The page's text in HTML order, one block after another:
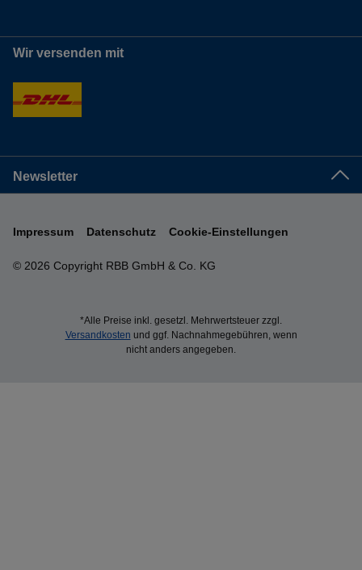
Wir versenden mit
Newsletter
© 2026 Copyright RBB GmbH & Co. KG
Impressum Datenschutz Cookie-Einstellungen
*Alle Preise inkl. gesetzl. Mehrwertsteuer zzgl.
Versandkosten und ggf. Nachnahmegebühren, wenn
nicht anders angegeben.